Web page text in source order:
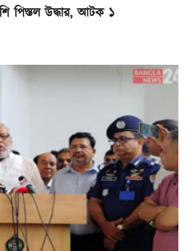
পিস্তল উদ্ধার, আটক ১